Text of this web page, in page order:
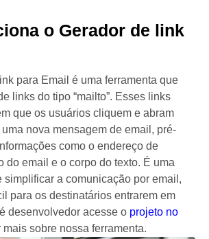
o Gerador de link
para Email é uma ferramenta que
links do tipo “mailto”. Esses links
que os usuários cliquem e abram
nova mensagem de email, pré-
como o endereço de
do email e o corpo do texto. É uma
simplificar a comunicação por email,
para os destinatários entrarem em
desenvolvedor acesse o projeto no
mais sobre nossa ferramenta.